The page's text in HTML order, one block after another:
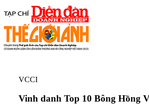
VCCI
Vinh danh Top 10 Bông Hồng